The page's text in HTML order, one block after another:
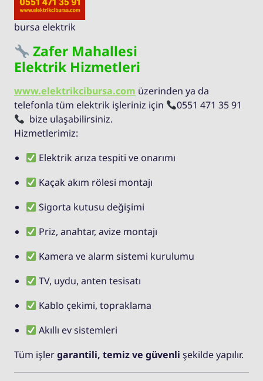
bursa elektrik
Zafer Mahallesi
Elektrik Hizmetleri
www.elektrikcibursa.com üzerinden ya da
telefonla tüm elektrik işleriniz için
0551 471 35 91
bize ulaşabilirsiniz.
Hizmetlerimiz:
Elektrik arıza tespiti ve onarımı
Kaçak akım rölesi montajı
Sigorta kutusu değişimi
Priz, anahtar, avize montajı
Kamera ve alarm sistemi kurulumu
TV, uydu, anten tesisatı
Kablo çekimi, topraklama
Akıllı ev sistemleri
Tüm işlergarantili, temiz ve güvenli şekilde yapılır.